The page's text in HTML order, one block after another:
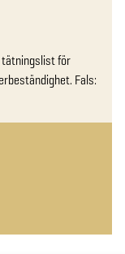
tätningslist för
Fals: